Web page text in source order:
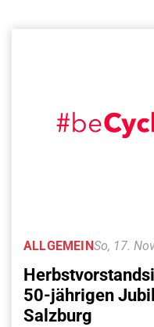
So, 17.
ALLGEMEIN
50-jährigen
Salzburg